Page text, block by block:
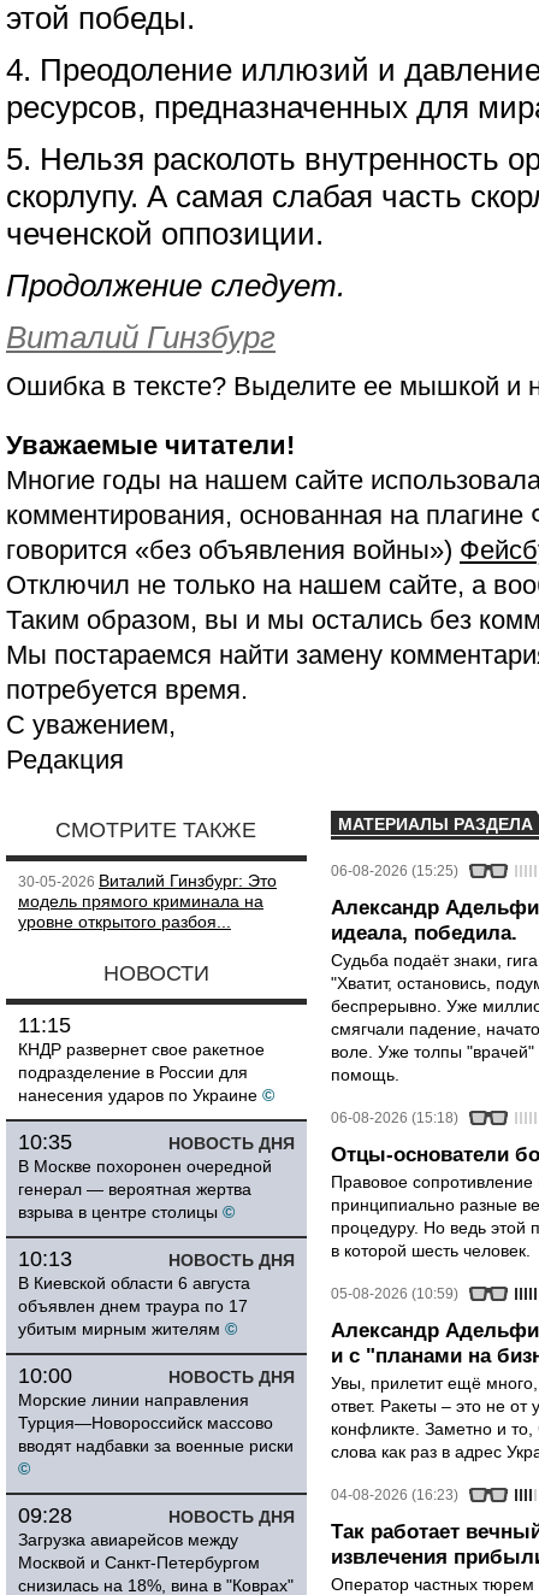
этой победы.
4. Преодоление иллюзий и
ресурсов, предназначенных для
5. Нельзя расколоть внутренность
скорлупу. А самая слабая часть
чеченской оппозиции.
Продолжение следует.
Виталий Гинзбург
Ошибка в тексте? Выделите ее мышкой и
Уважаемые читатели!
Многие годы на нашем сайте
комментирования, основанная на
говорится «без объявления войны»)
Отключил не только на нашем сайте, а
Таким образом, вы и мы остались без
Мы постараемся найти замену
потребуется время.
С уважением,
Редакция
СМОТРИТЕ ТАКЖЕ
30-05-2026 Виталий Гинзбург: Это
модель прямого криминала на
уровне открытого разбоя...
НОВОСТИ
11:15
КНДР развернет свое ракетное
подразделение в России для
нанесения ударов по Украине ©
НОВОСТЬ ДНЯ
10:35
В Москве похоронен очередной
генерал — вероятная жертва
взрыва в центре столицы ©
НОВОСТЬ ДНЯ
10:13
В Киевской области 6 августа
объявлен днем траура по 17
убитым мирным жителям ©
НОВОСТЬ ДНЯ
10:00
Морские линии направления
Турция—Новороссийск массово
вводят надбавки за военные риски
©
НОВОСТЬ ДНЯ
09:28
Загрузка авиарейсов между
Москвой и Санкт-Петербургом
снизилась на 18%, вина в "Коврах"
МАТЕРИАЛЫ РАЗДЕЛА
06-08-2026 (15:25)
Александр
идеала, победила.
Судьба подаёт знаки,
"Хватит, остановись,
беспрерывно. Уже
смягчали падение,
воле. Уже толпы
помощь.
06-08-2026 (15:18)
Отцы-основатели
Правовое
принципиально разные
процедуру. Но ведь этой
в которой шесть человек.
05-08-2026 (10:59)
Александр
и с "планами на
Увы, прилетит ещё
ответ. Ракеты – это не от
конфликте. Заметно и
слова как раз в адрес
04-08-2026 (16:23)
Так работает
извлечения
Оператор частных тюрем